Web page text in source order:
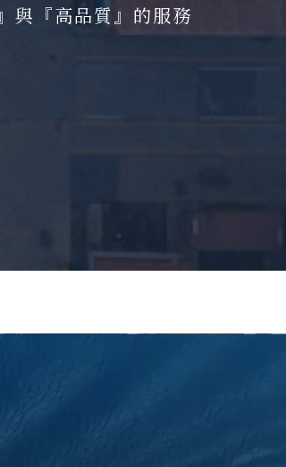
與『高品質』的服務